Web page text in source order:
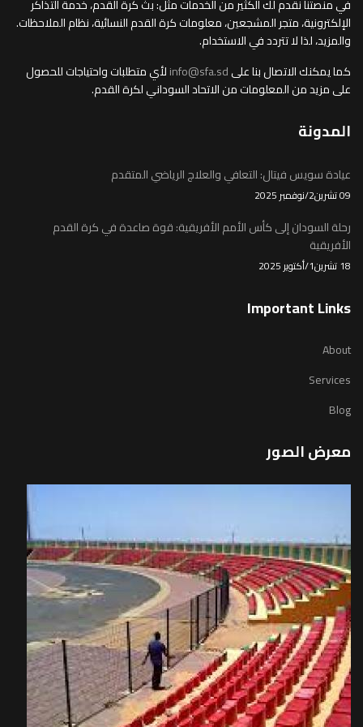
في منصتنا نقدم لك الكثير من الخدمات مثل: بث كرة القدم، خدمة التذاكر
الإلكترونية، متجر المشجعين، معلومات كرة القدم النسائية، نظام الملاحظات.
والمزيد، لذا لا تتردد في الاستخدام.
كما يمكنك الاتصال بنا علىinfo@sfa.sdلأي متطلبات واحتياجات للحصول
على مزيد من المعلومات من الاتحاد السوداني لكرة القدم.
المدونة
عيادة سويس فيتال: التعافي والعلاج الرياضي المتقدم
09 تشرين2/نوفمبر 2025
رحلة السودان إلى كأس الأمم الأفريقية: قوة صاعدة في كرة القدم
الأفريقية
18 تشرين1/أكتوير 2025
Important Links
About
Services
Blog
معرض الصور